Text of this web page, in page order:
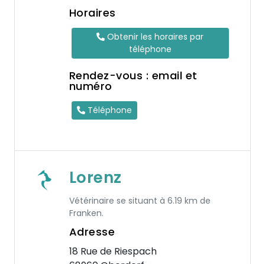
Horaires
Obtenir les horaires par
téléphone
Rendez-vous : email et
numéro
Téléphone
Lorenz
Vétérinaire se situant à 6.19 km de
Franken.
Adresse
18 Rue de Riespach